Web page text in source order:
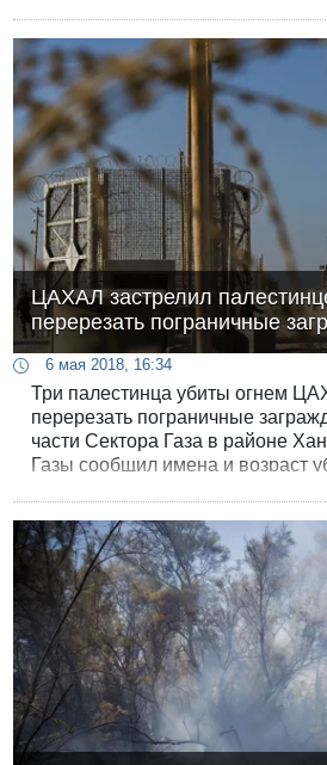
ЦАХАЛ застрелил
перерезать пограничные
6 мая 2018, 16:34
Три палестинца убиты огнем
перерезать пограничные
части Сектора Газа в районе
Газы сообщил имена и возраст